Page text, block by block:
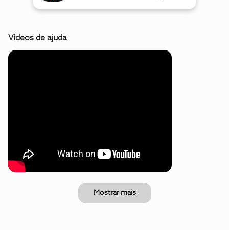
Vídeos de ajuda
Mostrar mais